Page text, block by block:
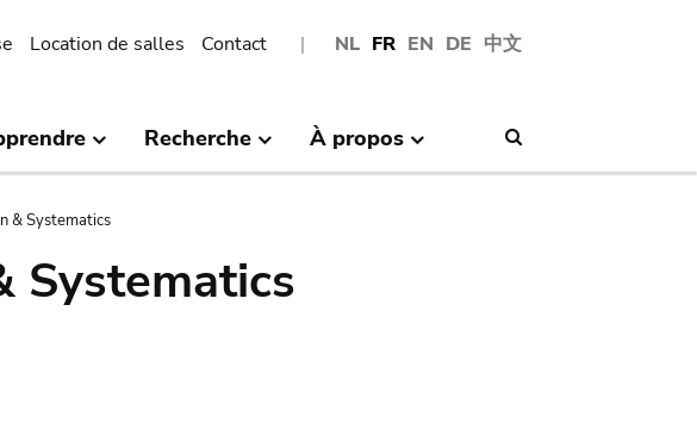
NL FR EN DE 中文
Location de salles Contact
Recherche À propos
& Systematics
Systematics